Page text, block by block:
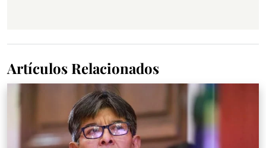
Artículos Relacionados